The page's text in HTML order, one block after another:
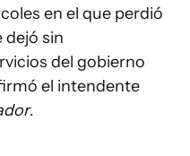
en el que perdió
dejó sin
del gobierno
el intendente
.